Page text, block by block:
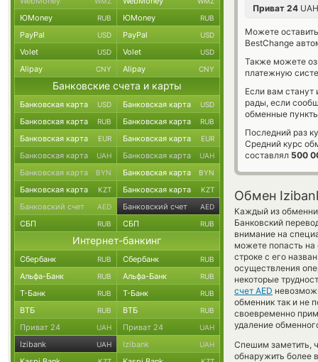
Приват 24
Можете
BestChange
Также можете
платежную
Если вам
рады, если
обменные
Последний раз
Средний курс
составлял 500
Обмен
Каждый из
Банковский
внимание на
можете попасть
строке с его
осуществления
некоторые
счет AED
обменник так и не
своевременно
удаление
Спешим заметить,
обнаружить более
ЮMoney RUB ЮMoney RUB
PayPal USD PayPal USD
Volet USD Volet USD
Alipay CNY Alipay CNY
Банковские счета и карты
Банковская карта USD Банковская карта USD
Банковская карта RUB Банковская карта RUB
Банковская карта EUR Банковская карта EUR
Банковская карта UAH Банковская карта UAH
Банковская карта BYN Банковская карта BYN
Банковская карта KZT Банковская карта KZT
Банковский счет AED Банковский счет AED
СБП RUB СБП RUB
Интернет-банкинг
Сбербанк RUB Сбербанк RUB
Альфа-Банк RUB Альфа-Банк RUB
Т-Банк RUB Т-Банк RUB
ВТБ RUB ВТБ RUB
Приват 24 UAH Приват 24 UAH
Izibank UAH Izibank UAH